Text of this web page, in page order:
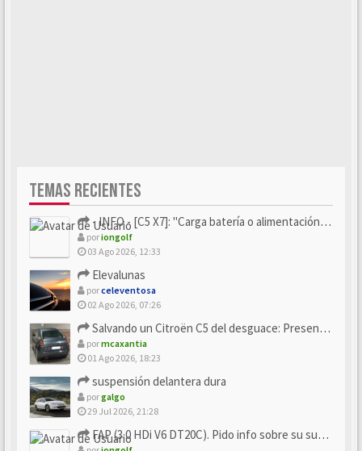
TEMAS RECIENTES
- INFO - [C5 X7]: "Carga batería o alimentación eléctri...
poriongolf
03 Ago 2026, 12:33
Elevalunas
porceleventosa
02 Ago 2026, 07:26
Salvando un Citroën C5 del desguace: Presentación y seguimiento
pormcaxantia
01 Ago 2026, 18:23
suspensión delantera dura
porgalgo
29 Jul 2026, 21:28
FAP (3.0 HDi V6 DT20C). Pido info sobre su sustitución